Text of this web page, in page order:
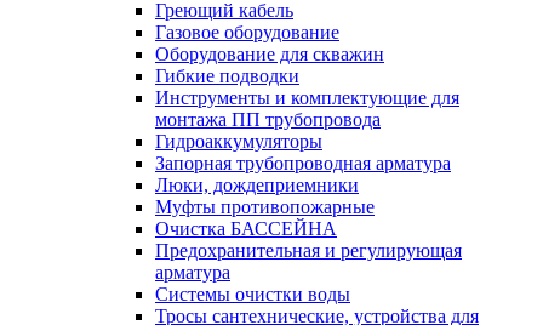
Греющий кабель
Газовое оборудование
Оборудование для скважин
Гибкие подводки
Инструменты и комплектующие для
монтажа ПП трубопровода
Гидроаккумуляторы
Запорная трубопроводная арматура
Люки, дождеприемники
Муфты противопожарные
Очистка БАССЕЙНА
Предохранительная и регулирующая
арматура
Системы очистки воды
Тросы сантехнические, устройства для